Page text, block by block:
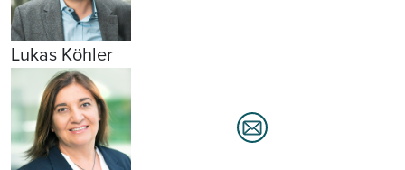
Lukas Köhler